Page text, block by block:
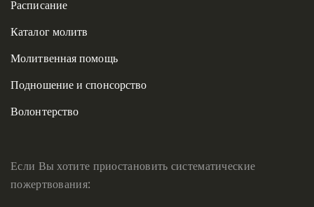
Расписание
Каталог молитв
Молитвенная помощь
Подношение и спонсорство
Волонтерство
Если Вы хотите приостановить систематические
пожертвования: